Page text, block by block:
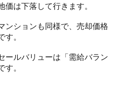
価は下落して行きます。
ンションも同様で、売却価格
す。
ールバリューは「需給バラン
す。